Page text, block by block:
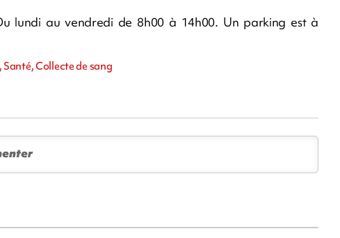
lundi au vendredi de 8h00 à 14h00. Un parking est à
Collecte de sang